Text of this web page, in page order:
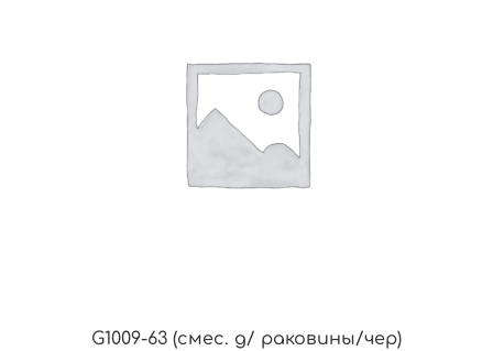
G1009-63 (смес. д/ раковины/чер)